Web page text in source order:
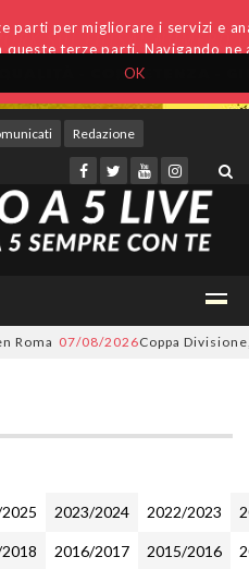
OK
parti per migliorare i servizi e
queste terze parti. Navigando
Redazione
07/08/2026Coppa Divisione, si
2023/2024 2022/2023
2016/2017 2015/2016